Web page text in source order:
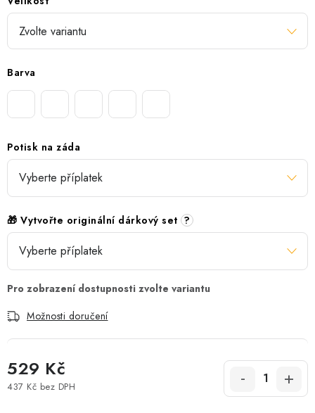
Barva
Potisk na záda
🎁 Vytvořte originální dárkový set ?
Možnosti doručení
529 Kč
437 Kč bez DPH